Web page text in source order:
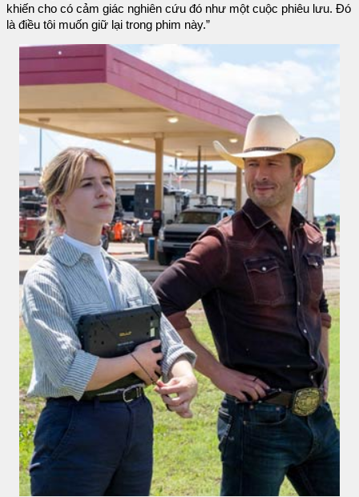
khiến cho có cảm giác nghiên cứu đó như một cuộc phiêu lưu. Đó
là điều tôi muốn giữ lại trong phim này.”